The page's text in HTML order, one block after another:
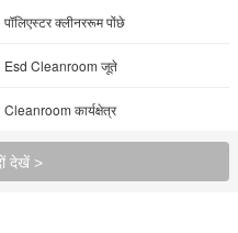
पॉलिएस्टर क्लीनररूम पोंछे
Esd Cleanroom जूते
Cleanroom कार्यक्षेत्र
देखें >